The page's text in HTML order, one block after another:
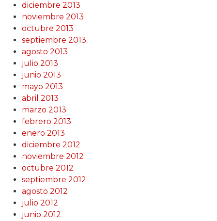
diciembre 2013
noviembre 2013
octubre 2013
septiembre 2013
agosto 2013
julio 2013
junio 2013
mayo 2013
abril 2013
marzo 2013
febrero 2013
enero 2013
diciembre 2012
noviembre 2012
octubre 2012
septiembre 2012
agosto 2012
julio 2012
junio 2012